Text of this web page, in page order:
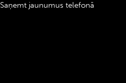
Saņemt jaunumus telefonā